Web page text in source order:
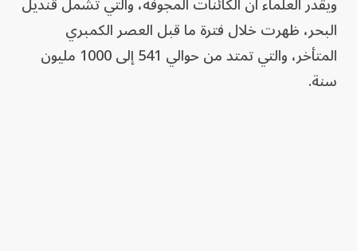
البحر، ظهرت خلال فترة ما قبل العصر الكمبري
المتأخر، والتي تمتد من حوالي 541 إلى 1000 مليون
سنة.